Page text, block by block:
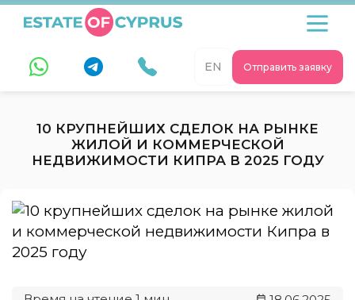
Отправить заявку
EN
10 КРУПНЕЙШИХ СДЕЛОК НА РЫНКЕ
ЖИЛОЙ И КОММЕРЧЕСКОЙ
НЕДВИЖИМОСТИ КИПРА В 2025 ГОДУ